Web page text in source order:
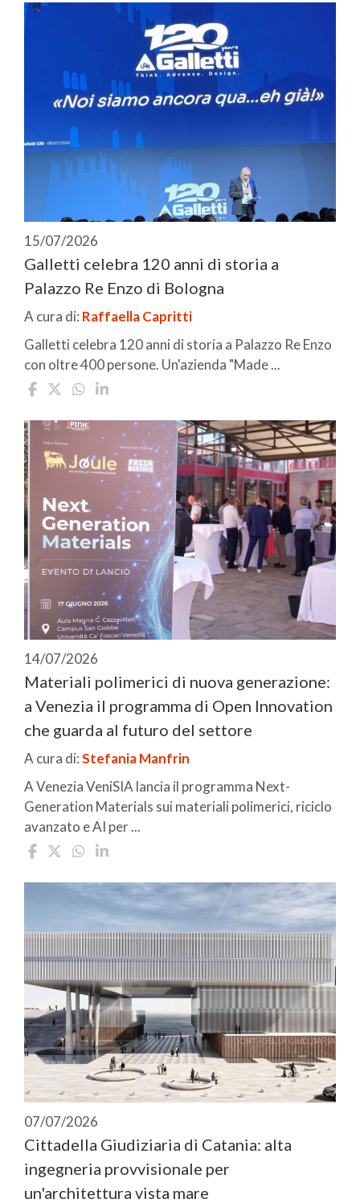
15/07/2026
Galletti celebra 120 anni di storia a
Palazzo Re Enzo di Bologna
A cura di: Raffaella Capritti
Galletti celebra 120 anni di storia a Palazzo Re Enzo
con oltre 400 persone. Un'azienda "Made ...
14/07/2026
Materiali polimerici di nuova generazione:
a Venezia il programma di Open Innovation
che guarda al futuro del settore
A cura di:Stefania Manfrin
A Venezia VeniSIA lancia il programma Next-
Generation Materials sui materiali polimerici, riciclo
avanzato e AI per ...
07/07/2026
Cittadella Giudiziaria di Catania: alta
ingegneria provvisionale per
un'architettura vista mare